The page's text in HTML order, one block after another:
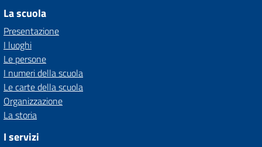
La scuola
Presentazione
I luoghi
Le persone
I numeri della scuola
Le carte della scuola
Organizzazione
La storia
I servizi